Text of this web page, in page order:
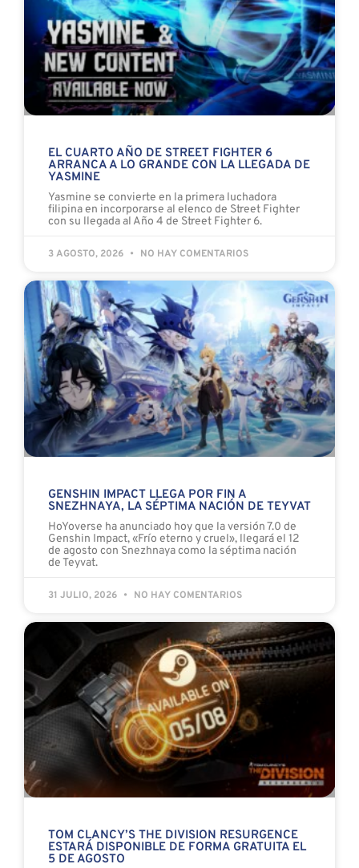
EL CUARTO AÑO DE STREET FIGHTER 6
ARRANCA A LO GRANDE CON LA LLEGADA DE
YASMINE
Yasmine se convierte en la primera luchadora
filipina en incorporarse al elenco de Street Fighter
con su llegada al Año 4 de Street Fighter 6.
3 AGOSTO, 2026 NO HAY COMENTARIOS
GENSHIN IMPACT LLEGA POR FIN A
SNEZHNAYA, LA SÉPTIMA NACIÓN DE TEYVAT
HoYoverse ha anunciado hoy que la versión 7.0 de
Genshin Impact, «Frío eterno y cruel», llegará el 12
de agosto con Snezhnaya como la séptima nación
de Teyvat.
31 JULIO, 2026 NO HAY COMENTARIOS
TOM CLANCY’S THE DIVISION RESURGENCE
ESTARÁ DISPONIBLE DE FORMA GRATUITA EL
5 DE AGOSTO